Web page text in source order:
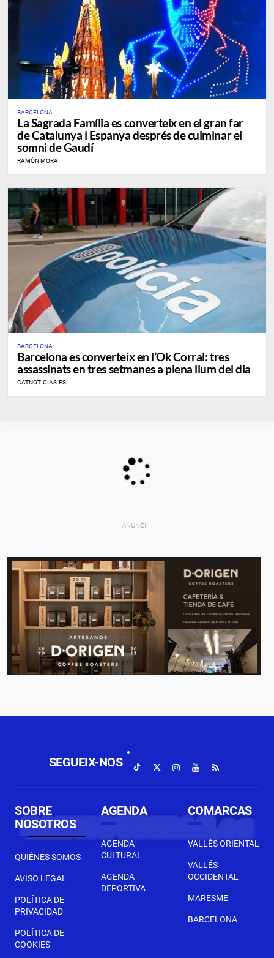
BARCELONA
La Sagrada Família es converteix en el gran far
de Catalunya i Espanya després de culminar el
somni de Gaudí
RAMÓN MORA
BARCELONA
Barcelona es converteix en l’Ok Corral: tres
assassinats en tres setmanes a plena llum del dia
CATNOTICIAS.ES
SEGUEIX-NOS
SOBRE
NOSOTROS
QUIÉNES SOMOS
AVISO LEGAL
POLÍTICA DE
PRIVACIDAD
POLÍTICA DE
COOKIES
AGENDA
AGENDA
CULTURAL
AGENDA
DEPORTIVA
COMARCAS
VALLÉS ORIENTAL
VALLÉS
OCCIDENTAL
MARESME
BARCELONA